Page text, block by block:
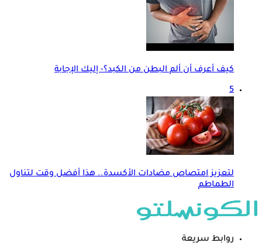
كيف أعرف أن ألم البطن من الكبد؟- إليك الإجابة
5
لتعزيز امتصاص مضادات الأكسدة.. هذا أفضل وقت لتناول
الطماطم
روابط سريعة